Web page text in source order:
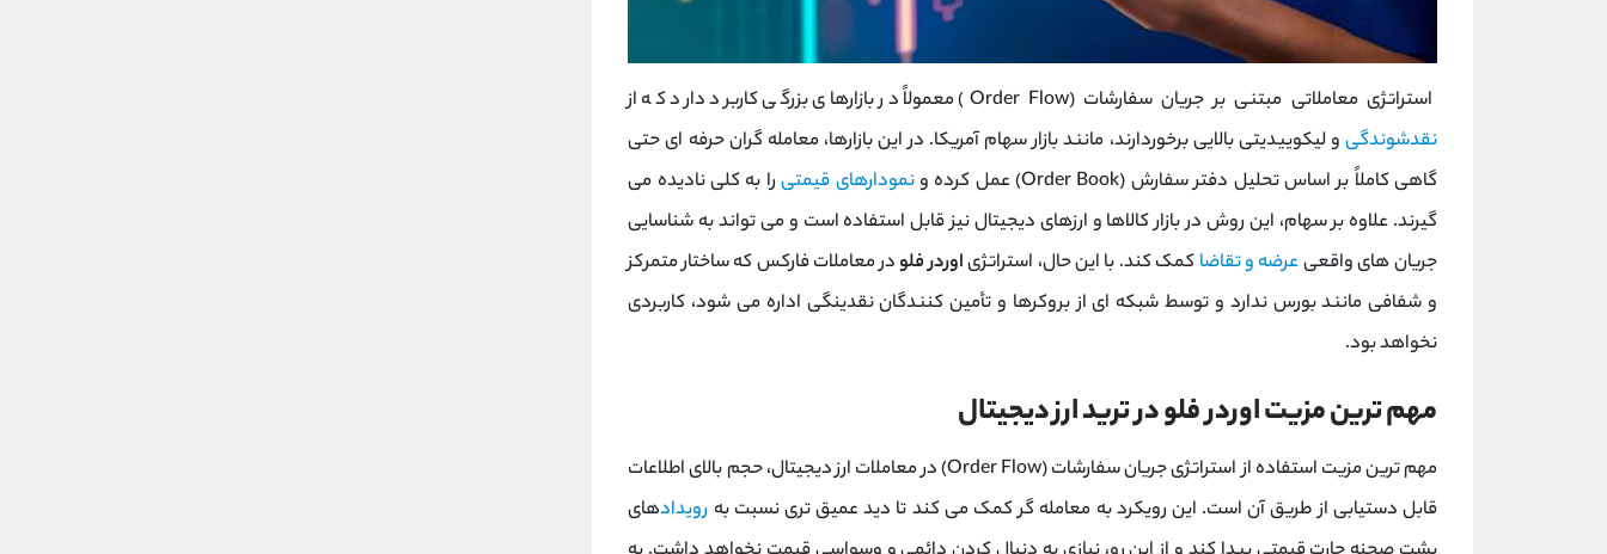
استراتژی معاملاتی مبتنی بر جریان سفارشات (Order Flow) معمولاً در بازارهای بزرگی کاربرد دارد که از
نقدشوندگی و لیکوییدیتی بالایی برخوردارند، مانند بازار سهام آمریکا. در این بازارها، معامله ‌گران حرفه ‌ای حتی
گاهی کاملاً بر اساس تحلیل دفتر سفارش (Order Book) عمل کرده و
نمودارهای قیمتیرا به کلی نادیده می‌
گیرند. علاوه بر سهام، این روش در بازار کالاها و ارزهای دیجیتال نیز قابل استفاده است و می ‌تواند به شناسایی
جریان ‌های واقعیعرضه و تقاضا کمک کند. با این حال، استراتژیاوردر فلودر معاملات فارکس که ساختار متمرکز
و شفافی مانند بورس ندارد و توسط شبکه ای از بروکرها و تأمین ‌کنندگان نقدینگی اداره می شود، کاربردی
نخواهد بود.
مهم ترین مزیت اوردر فلو در ترید ارز دیجیتال
مهم ‌ترین مزیت استفاده از استراتژی جریان سفارشات (Order Flow) در معاملات ارز دیجیتال، حجم بالای اطلاعات
قابل دستیابی از طریق آن است. این رویکرد به معامله‌ گر کمک می ‌کند تا دید عمیق‌ تری نسبت به رویدادهای